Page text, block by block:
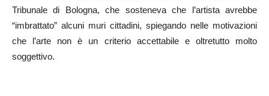
Tribunale di Bologna, che sosteneva che l’artista avrebbe
“imbrattato” alcuni muri cittadini, spiegando nelle motivazioni
che l’arte non è un criterio accettabile e oltretutto molto
soggettivo.